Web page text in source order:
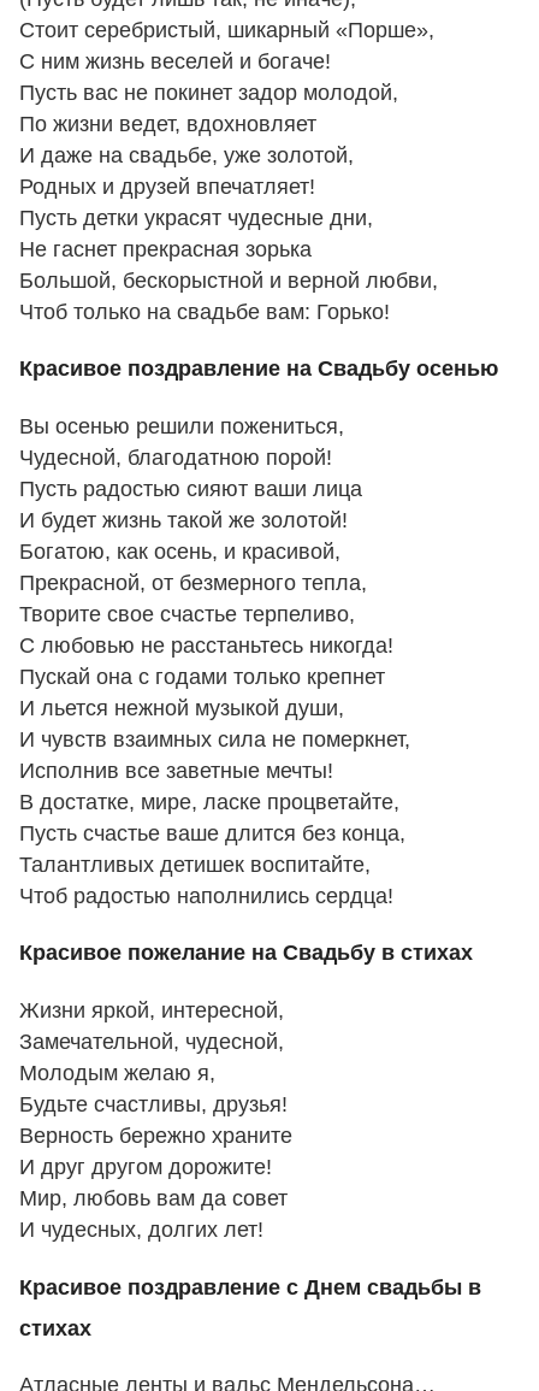
Стоит серебристый, шикарный «Порше»,
С ним жизнь веселей и богаче!
Пусть вас не покинет задор молодой,
По жизни ведет, вдохновляет
И даже на свадьбе, уже золотой,
Родных и друзей впечатляет!
Пусть детки украсят чудесные дни,
Не гаснет прекрасная зорька
Большой, бескорыстной и верной любви,
Чтоб только на свадьбе вам: Горько!
Красивое поздравление на Свадьбу осенью
Вы осенью решили пожениться,
Чудесной, благодатною порой!
Пусть радостью сияют ваши лица
И будет жизнь такой же золотой!
Богатою, как осень, и красивой,
Прекрасной, от безмерного тепла,
Творите свое счастье терпеливо,
С любовью не расстаньтесь никогда!
Пускай она с годами только крепнет
И льется нежной музыкой души,
И чувств взаимных сила не померкнет,
Исполнив все заветные мечты!
В достатке, мире, ласке процветайте,
Пусть счастье ваше длится без конца,
Талантливых детишек воспитайте,
Чтоб радостью наполнились сердца!
Красивое пожелание на Свадьбу в стихах
Жизни яркой, интересной,
Замечательной, чудесной,
Молодым желаю я,
Будьте счастливы, друзья!
Верность бережно храните
И друг другом дорожите!
Мир, любовь вам да совет
И чудесных, долгих лет!
Красивое поздравление с Днем свадьбы в
стихах
Атласные ленты и вальс Мендельсона…